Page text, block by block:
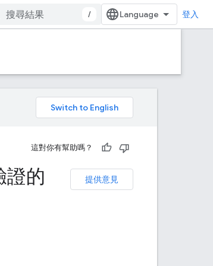
/ 登入
這對你有幫助嗎？
提供意見
證的